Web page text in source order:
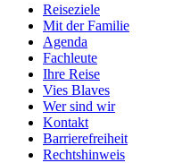
Reiseziele
Mit der Familie
Agenda
Fachleute
Ihre Reise
Vies Blaves
Wer sind wir
Kontakt
Barrierefreiheit
Rechtshinweis